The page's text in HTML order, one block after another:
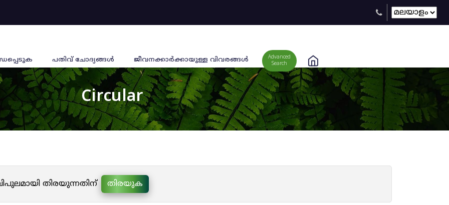
പതിവ് ചോദ്യങ്ങൾ ജീവനക്കാര്‍ക്കായുള്ള വിവരങ്ങള്‍
Advanced
Search
Circular
തിരയുന്നതിന് തിരയുക